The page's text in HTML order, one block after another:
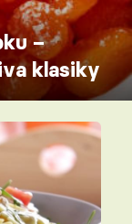
–
klasiky